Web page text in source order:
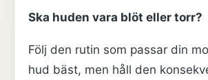
Ska huden vara blöt eller torr?
Följ den rutin som passar din
hud bäst, men håll den